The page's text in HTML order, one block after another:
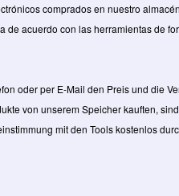
comprados en nuestro
de acuerdo con las herramientas de
oder per E-Mail den Preis und die
von unserem Speicher kauften,
mit den Tools kostenlos